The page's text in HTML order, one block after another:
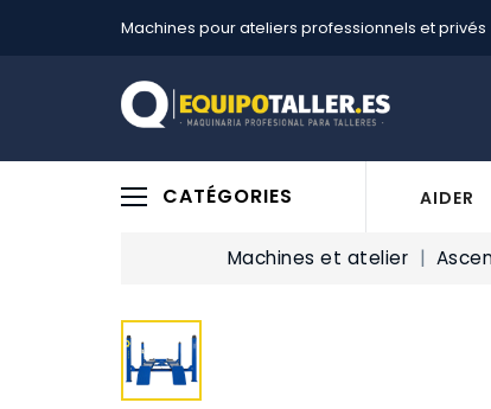
Machines pour ateliers professionnels et privés
CATÉGORIES AIDER
Machines et atelier